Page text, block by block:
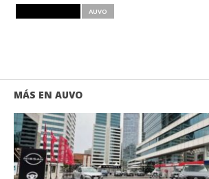
AUVO
MÁS EN AUVO